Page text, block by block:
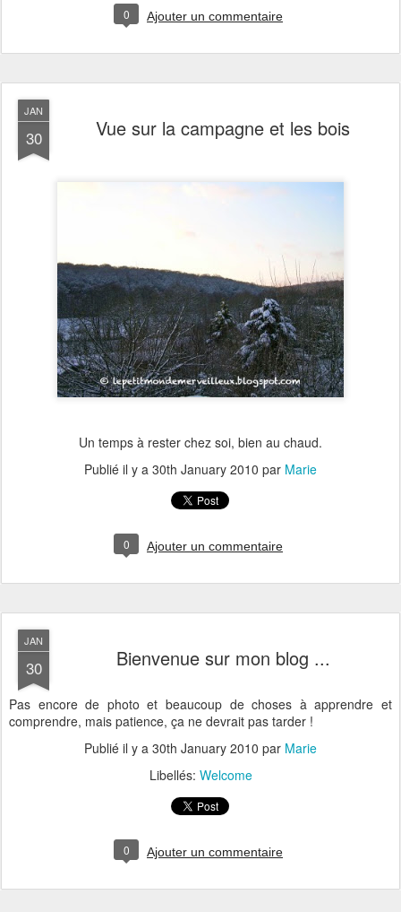
0 Ajouter un commentaire
JAN
30 Vue sur la campagne et les bois
Un temps à rester chez soi, bien au chaud.
Publié il y a 30th January 2010 par Marie
0 Ajouter un commentaire
JAN
30 Bienvenue sur mon blog ...
Pas encore de photo et beaucoup de choses à apprendre et
comprendre, mais patience, ça ne devrait pas tarder !
Publié il y a 30th January 2010 par Marie
Libellés: Welcome
0 Ajouter un commentaire